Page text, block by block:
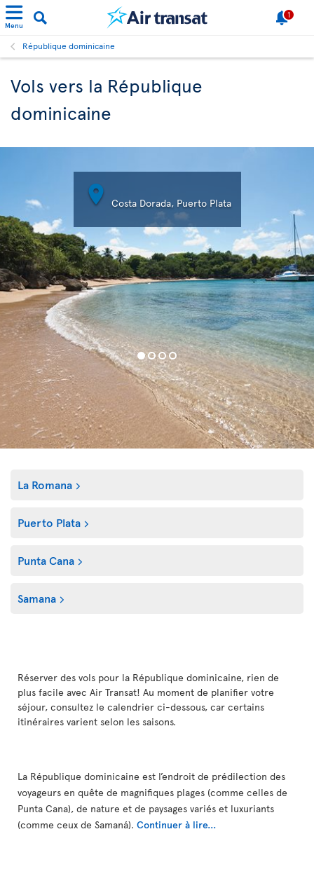
Menu
1
République dominicaine
Vols vers la République
dominicaine
 Costa Dorada, Puerto Plata
La Romana
Puerto Plata
Punta Cana
Samana
Réserver des vols pour la République dominicaine, rien de
plus facile avec Air Transat! Au moment de planifier votre
séjour, consultez le calendrier ci-dessous, car certains
itinéraires varient selon les saisons.
La République dominicaine est l’endroit de prédilection des
voyageurs en quête de magnifiques plages (comme celles de
Punta Cana), de nature et de paysages variés et luxuriants
(comme ceux de Samaná). Continuer à lire...